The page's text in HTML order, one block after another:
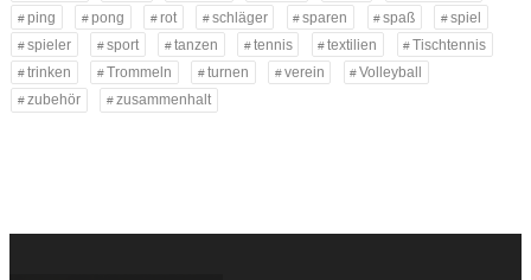
ping
pong rot schläger sparen spaß
spiel
spieler
sport tanzen tennis textilien
Tischtennis
trinken
Trommeln turnen verein
Volleyball
zubehör
zusammenhalt